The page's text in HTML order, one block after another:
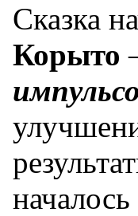
Сказка
Корыто
началось